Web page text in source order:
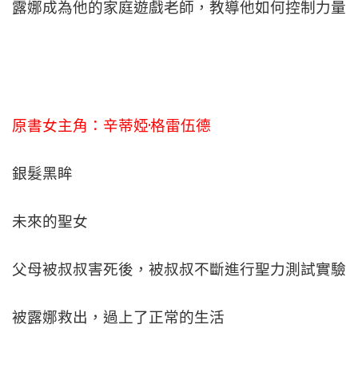
露娜成為他的家庭遊戲老師，教導他如何控制力量
原書女主角：辛蒂婭·格雷伍德
銀髮黑眸
未來的聖女
父母被叔叔害死後，被叔叔不斷進行聖力測試實驗
被露娜救出，過上了正常的生活